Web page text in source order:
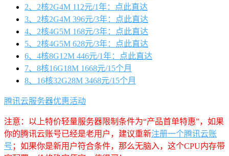
2、2核2G4M 112元/1年：点此直达
3、2核2G4M 396元/3年：点此直达
4、2核4G5M 168元/3年：点此直达
5、2核4G5M 628元/3年：点此直达
6、4核8G12M 446元/1年：点此直达
7、8核16G18M 1668元/15个月
8、16核32G28M 3468元/15个月
腾讯云服务器优惠活动
注意：以上特价轻量服务器限制条件为“产品首单特惠”，如果
你的腾讯云账号已经是老用户，建议重新注册一个腾讯云账
号 ；如果你是新用户符合条件，那么无脑入，这个CPU内存带